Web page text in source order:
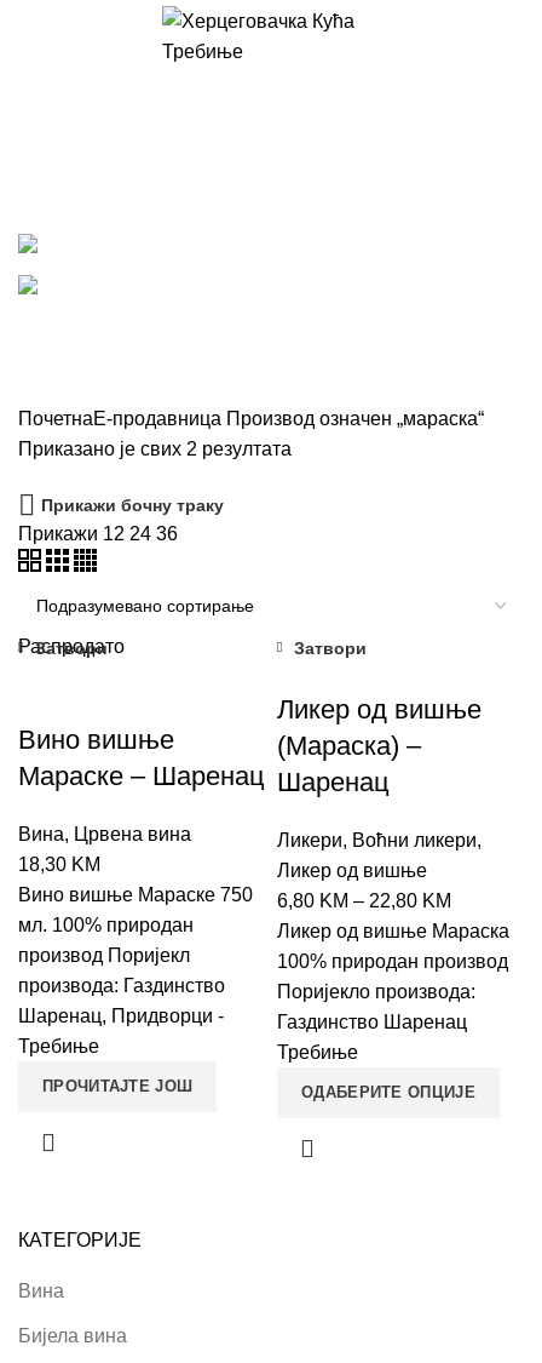
КАТЕГОРИЈЕ
Вина
Бијела вина
ПочетнаЕ-продавница Производ oзначен „мараска“
Приказано је свих 2 резултата
Прикажи бочну траку
Прикажи 12 24 36
Распродато
Затвори
Вино вишње
Мараске – Шаренац
Вина, Црвена вина
18,30 KM
Вино вишње Мараске 750
мл. 100% природан
производ Поријекл
производа: Газдинство
Шаренац, Придворци -
Требиње
ПРОЧИТАЈТЕ ЈОШ
Затвори
Ликер од вишње
(Мараска) –
Шаренац
Ликери, Воћни ликери,
Ликер од вишње
6,80 KM – 22,80 KM
Ликер од вишње Мараска
100% природан производ
Поријекло производа:
Газдинство Шаренац
Требиње
ОДАБЕРИТЕ ОПЦИЈЕ